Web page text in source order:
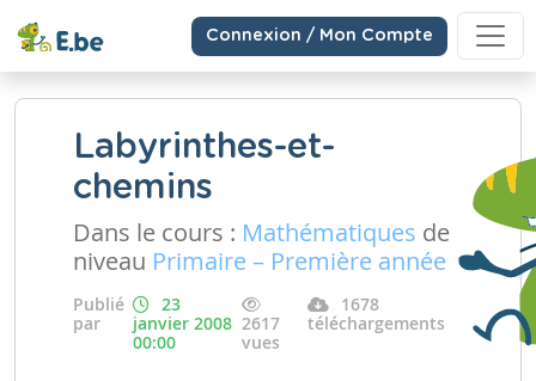
Connexion / Mon Compte
Labyrinthes-et-
chemins
Dans le cours : Mathématiques de
niveau Primaire – Première année
Publié
par
23
janvier 2008
00:00
2617
vues
1678
téléchargements